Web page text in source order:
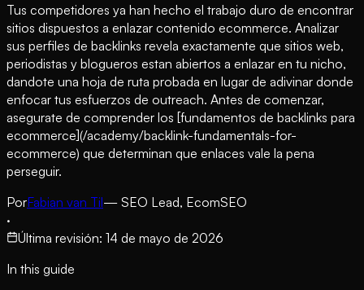
Tus competidores ya han hecho el trabajo duro de encontrar
sitios dispuestos a enlazar contenido ecommerce. Analizar
sus perfiles de backlinks revela exactamente que sitios web,
periodistas y blogueros estan abiertos a enlazar en tu nicho,
dandote una hoja de ruta probada en lugar de adivinar donde
enfocar tus esfuerzos de outreach. Antes de comenzar,
asegurate de comprender los [fundamentos de backlinks para
ecommerce](/academy/backlink-fundamentals-for-
ecommerce) que determinan que enlaces vale la pena
perseguir.
PorFabian van Til— SEO Lead, EcomSEO
·
Última revisión: 14 de mayo de 2026
In this guide